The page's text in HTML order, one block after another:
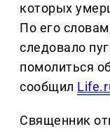
которых
По его
следовало
помолиться
сообщил
Священник